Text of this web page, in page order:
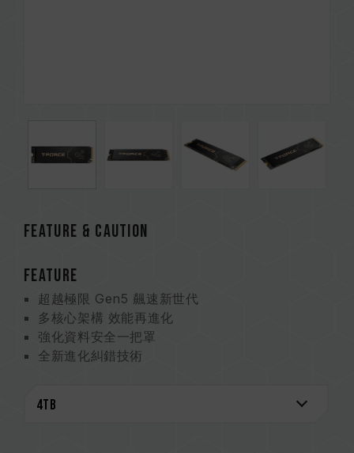
FEATURE & CAUTION
FEATURE
超越極限 Gen5 飆速新世代
多核心架構 效能再進化
強化資料安全一把罩
全新進化糾錯技術
環保尖兵守護地球